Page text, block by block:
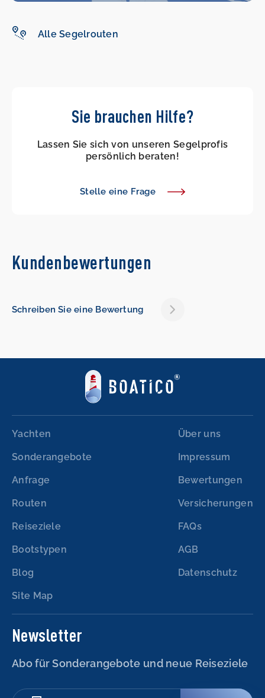
Alle Segelrouten
Sie brauchen Hilfe?
Lassen Sie sich von unseren Segelprofis
persönlich beraten!
Stelle eine Frage
Kundenbewertungen
Schreiben Sie eine Bewertung
Yachten
Sonderangebote
Anfrage
Routen
Reiseziele
Bootstypen
Blog
Site Map
Über uns
Impressum
Bewertungen
Versicherungen
FAQs
AGB
Datenschutz
Newsletter
Abo für Sonderangebote und neue Reiseziele